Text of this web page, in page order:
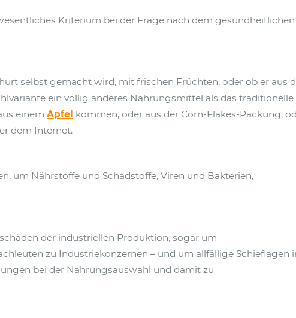
Kriterium bei der Frage nach dem
selbst gemacht wird, mit frischen Früchten, oder ob er aus
ein völlig anderes Nahrungsmittel als das traditionelle
einem Apfel kommen, oder aus der Corn-Flakes-Packung,
dem Internet.
um Nährstoffe und Schadstoffe, Viren und Bakterien,
der industriellen Produktion, sogar um
zu Industriekonzernen – und um allfällige Schieflagen
bei der Nahrungsauswahl und damit zu